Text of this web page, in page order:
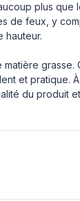
plus que
de feux, y
hauteur.
et pratique.
du produit